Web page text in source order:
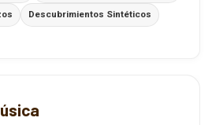
Descubrimientos Sintéticos